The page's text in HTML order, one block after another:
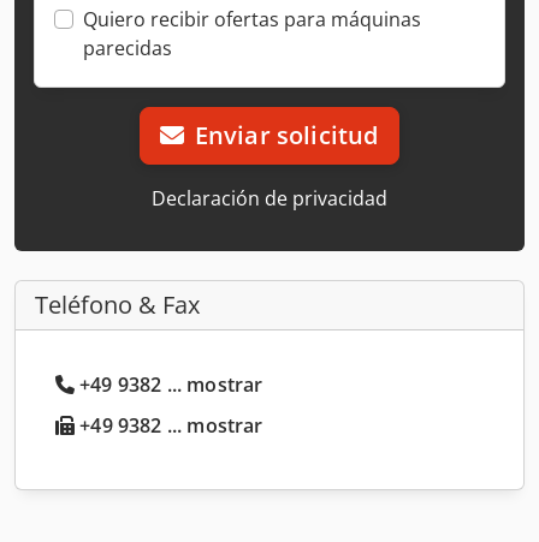
Quiero recibir ofertas para máquinas
parecidas
Enviar solicitud
Declaración de privacidad
Teléfono & Fax
+49 9382 ... mostrar
+49 9382 ... mostrar